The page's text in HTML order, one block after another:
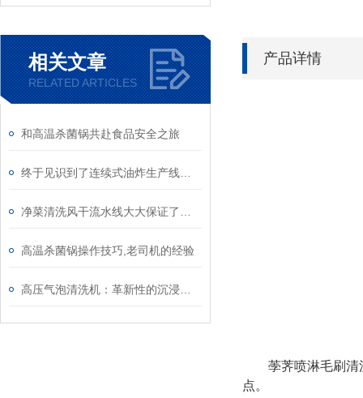
相关文章
RELATED ARTICLES
和高温杀菌锅共赴食品安全之旅
高温杀菌锅操作技巧,老司机的经验
产品详情
荸荠喷淋毛刷清洗
点。